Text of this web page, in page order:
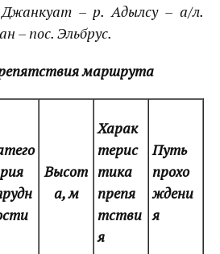
Джанкуат – р. Адылсу – а/л.
– пос. Эльбрус.
маршрута
рия
Высот
а, м
Харак
терис
тика
препя
тстви
я
Путь
прохо
ждени
я